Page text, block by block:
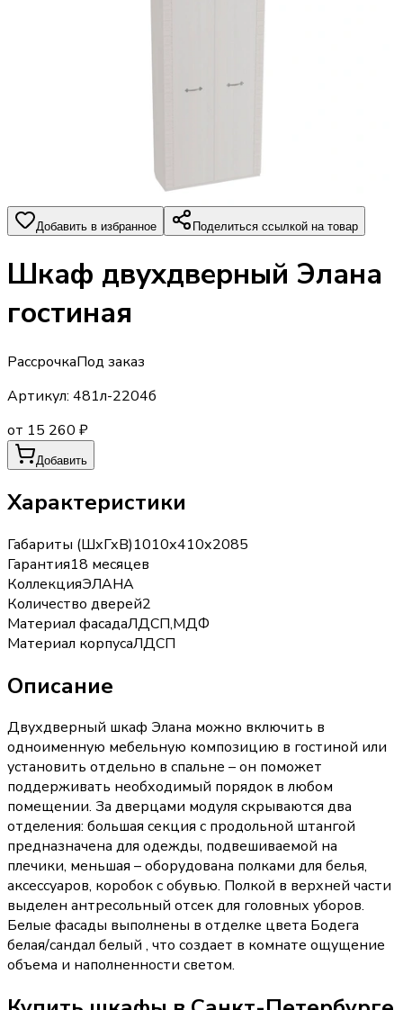
Добавить в избранное Поделиться ссылкой на товар
Шкаф двухдверный Элана
гостиная
РассрочкаПод заказ
Артикул: 481л-2204б
от 15 260 ₽
Добавить
Характеристики
Габариты (ШхГхВ)1010х410х2085
Гарантия18 месяцев
КоллекцияЭЛАНА
Количество дверей2
Материал фасадаЛДСП,МДФ
Материал корпусаЛДСП
Описание
Двухдверный шкаф Элана можно включить в
одноименную мебельную композицию в гостиной или
установить отдельно в спальне – он поможет
поддерживать необходимый порядок в любом
помещении. За дверцами модуля скрываются два
отделения: большая секция с продольной штангой
предназначена для одежды, подвешиваемой на
плечики, меньшая – оборудована полками для белья,
аксессуаров, коробок с обувью. Полкой в верхней части
выделен антресольный отсек для головных уборов.
Белые фасады выполнены в отделке цвета Бодега
белая/сандал белый , что создает в комнате ощущение
объема и наполненности светом.